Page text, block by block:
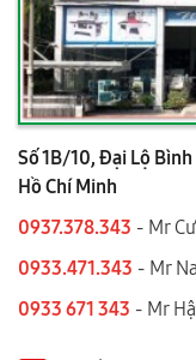
Số 1B/10, Đại Lộ Bình
Hồ Chí Minh
0937.378.343 - Mr
0933.471.343 - Mr
0933 671 343 - Mr